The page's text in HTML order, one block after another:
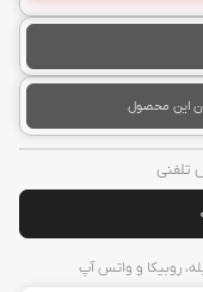
این محصول
روبیکا و واتس آپ